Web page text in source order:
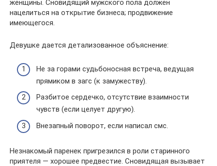
женщины. Сновидящий мужского пола должен
нацелиться на открытие бизнеса; продвижение
имеющегося.
Девушке дается детализованное объяснение:
Не за горами судьбоносная встреча, ведущая
прямиком в загс (к замужеству).
Разбитое сердечко, отсутствие взаимности
чувств (если целует другую).
Внезапный поворот, если написал смс.
Незнакомый паренек пригрезился в роли старинного
приятеля — хорошее предвестие. Сновидящая вызывает